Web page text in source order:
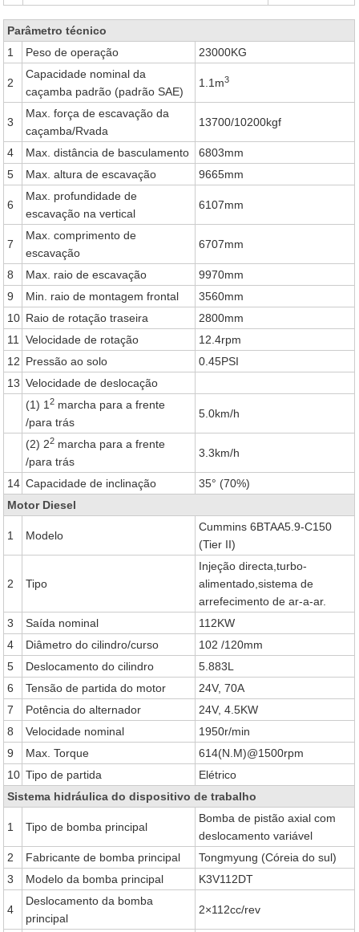
Parâmetro técnico
1
Peso de operação 23000KG
2
Capacidade nominal da
caçamba padrão (padrão SAE)
1.1m3
3
Max. força de escavação da
caçamba/Rvada
13700/10200kgf
4 Max. distância de basculamento
6803mm
5
Max. altura de escavação 9665mm
6
Max. profundidade de
escavação na vertical
6107mm
7
Max. comprimento de
escavação
6707mm
8 Max. raio de escavação
9970mm
9
Min. raio de montagem frontal
3560mm
10 Raio de rotação traseira
2800mm
11 Velocidade de rotação
12.4rpm
12 Pressão ao solo
0.45PSI
13 Velocidade de deslocação
(1) 12 marcha para a frente
/para trás
5.0km/h
(2) 22 marcha para a frente
/para trás
3.3km/h
14 Capacidade de inclinação
35° (70%)
Motor Diesel
1 Modelo
Cummins 6BTAA5.9-C150
(Tier II)
2 Tipo
Injeção directa,turbo-
alimentado,sistema de
arrefecimento de ar-a-ar.
3
Saída nominal
112KW
4
Diâmetro do cilindro/curso
102 /120mm
5
Deslocamento do cilindro
5.883L
6
Tensão de partida do motor
24V, 70A
7
Potência do alternador
24V, 4.5KW
8
Velocidade nominal
1950r/min
9
Max. Torque
614(N.M)@1500rpm
10 Tipo de partida
Elétrico
Sistema hidráulica do dispositivo de trabalho
1 Tipo de bomba principal
Bomba de pistão axial com
deslocamento variável
2
Fabricante de bomba principal
Tongmyung (Córeia do sul)
3
Modelo da bomba principal K3V112DT
4
Deslocamento da bomba
principal
2×112cc/rev